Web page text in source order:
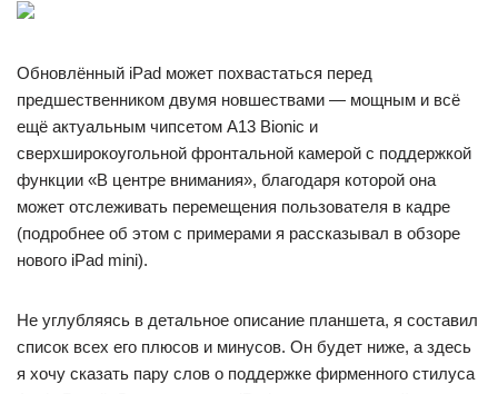
Обновлённый iPad может похвастаться перед
предшественником двумя новшествами — мощным и всё
ещё актуальным чипсетом A13 Bionic и
сверхширокоугольной фронтальной камерой с поддержкой
функции «В центре внимания», благодаря которой она
может отслеживать перемещения пользователя в кадре
(подробнее об этом с примерами я рассказывал в обзоре
нового iPad mini).
Не углубляясь в детальное описание планшета, я составил
список всех его плюсов и минусов. Он будет ниже, а здесь
я хочу сказать пару слов о поддержке фирменного стилуса